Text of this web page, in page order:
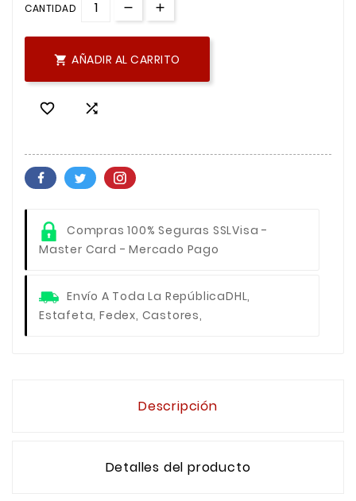
CANTIDAD
 AÑADIR AL CARRITO
 
Compras 100% Seguras SSLVisa -
Master Card - Mercado Pago
Envío A Toda La RepúblicaDHL,
Estafeta, Fedex, Castores,
Descripción
Detalles del producto